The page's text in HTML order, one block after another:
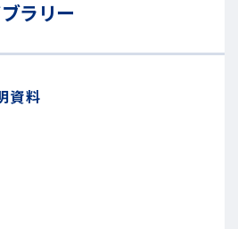
ラリー
資料